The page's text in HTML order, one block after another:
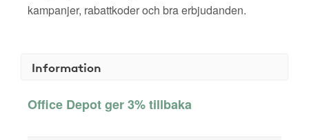
kampanjer, rabattkoder och bra erbjudanden.
Information
Office Depot ger 3% tillbaka